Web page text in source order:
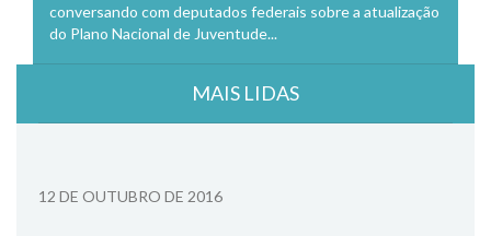
conversando com deputados federais sobre a atualização
do Plano Nacional de Juventude...
MAIS LIDAS
12 DE OUTUBRO DE 2016